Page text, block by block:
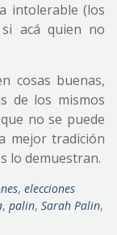
intolerable (los
acá quien no
cosas buenas,
de los mismos
no se puede
mejor tradición
lo demuestran.
, elecciones
, palin, Sarah Palin,